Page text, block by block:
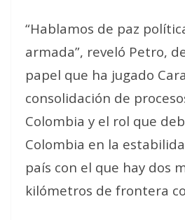
“Hablamos de paz
armada”, reveló Petro,
papel que ha jugado
consolidación de
Colombia y el rol que
Colombia en la
país con el que hay dos
kilómetros de frontera